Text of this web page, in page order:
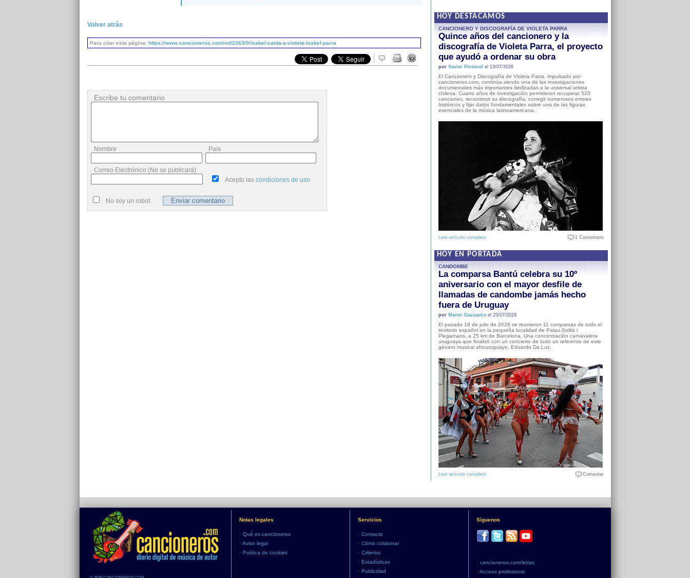
Volver atrás
Para citar esta página: https://www.cancioneros.com/nd/2263/0/isabel-canta-a-violeta-isabel-parra
Escribe tu comentario
Nombre País
Correo Electrónico (No se publicará)
Acepto las condiciones de uso
No soy un robot
HOY DESTACAMOS
CANCIONERO Y DISCOGRAFÍA DE VIOLETA PARRA
Quince años del cancionero y la
discografía de Violeta Parra, el proyecto
que ayudó a ordenar su obra
por Xavier Pintanel el 13/07/2026
El Cancionero y Discografía de Violeta Parra, impulsado por
cancioneros.com, continúa siendo una de las investigaciones
documentales más importantes dedicadas a la universal artista
chilena. Cuatro años de investigación permitieron recuperar 520
canciones, reconstruir su discografía, corregir numerosos errores
históricos y fijar datos fundamentales sobre una de las figuras
esenciales de la música latinoamericana.
Leer artículo completo 1 Comentario
HOY EN PORTADA
CANDOMBE
La comparsa Bantú celebra su 10º
aniversario con el mayor desfile de
llamadas de candombe jamás hecho
fuera de Uruguay
por Manel Gausachsel 25/07/2026
El pasado 18 de julio de 2026 se reunieron 11 comparsas de todo el
territorio español en la pequeña localidad de Palau-Solità i
Plegamans, a 25 km de Barcelona. Una concentración carnavalera
uruguaya que finalizó con un concierto de todo un referente de este
género musical afrouruguayo, Eduardo Da Luz.
Leer artículo completo Comentar
Notas legales
• Qué es cancioneros
• Aviso legal
• Política de cookies
Servicios
• Contacto
• Cómo colaborar
• Criterios
• Estadísticas
• Publicidad
Síguenos
• cancioneros.com/letras
• Acceso profesional